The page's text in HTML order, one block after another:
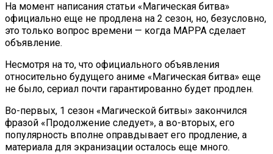
На момент написания статьи «Магическая битва»
официально еще не продлена на 2 сезон, но, безусловно,
это только вопрос времени — когда MAPPA сделает
объявление.
Несмотря на то, что официального объявления
относительно будущего аниме «Магическая битва» еще
не было, сериал почти гарантированно будет продлен.
Во-первых, 1 сезон «Магической битвы» закончился
фразой «Продолжение следует», а во-вторых, его
популярность вполне оправдывает его продление, а
материала для экранизации осталось еще много.